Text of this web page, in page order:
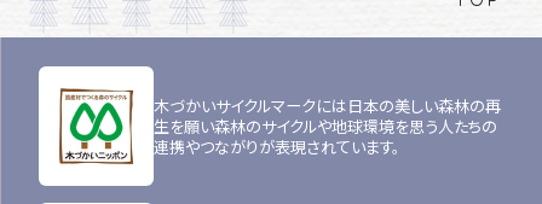
木づかいサイクルマークには日本の美しい森林の再
生を願い森林のサイクルや地球環境を思う人たちの
連携やつながりが表現されています。